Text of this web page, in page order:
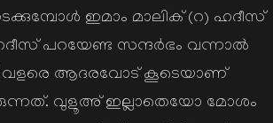
ഇമാം മാലിക് (റ) ഹദീസ്
ഹദീസ് പറയേണ്ട സന്ദര്‍ഭം വന്നാല്‍
ആദരവോട് കൂടെയാണ്
വുളൂഅ് ഇല്ലാതെയോ മോശം